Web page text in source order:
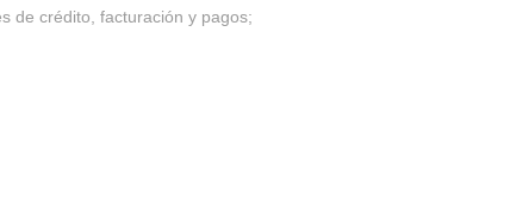
de crédito, facturación y pagos;